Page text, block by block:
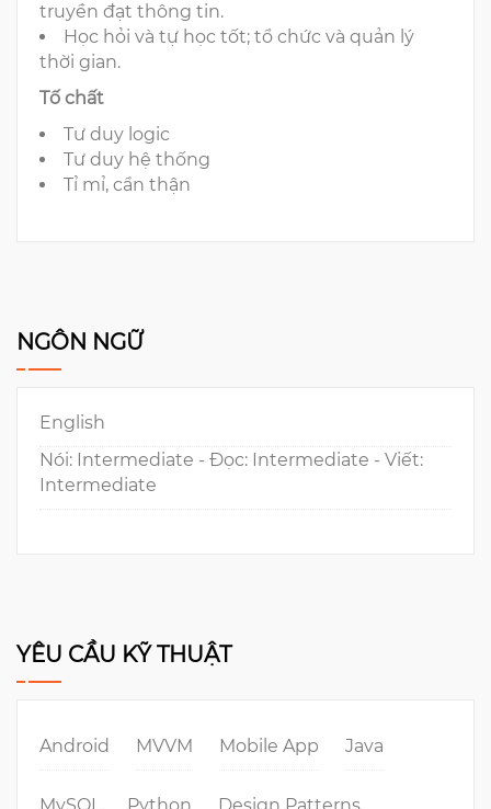
truyền đạt thông tin.
Học hỏi và tự học tốt; tổ chức và quản lý
thời gian.
Tố chất
Tư duy logic
Tư duy hệ thống
Tỉ mỉ, cẩn thận
NGÔN NGỮ
English
Nói: Intermediate - Đọc: Intermediate - Viết:
Intermediate
YÊU CẦU KỸ THUẬT
Android MVVM Mobile App Java